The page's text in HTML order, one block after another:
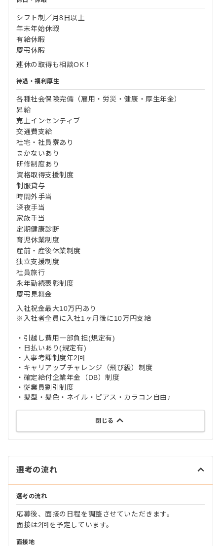
シフト制／月8日以上
年末年始休暇
有給休暇
慶弔休暇
連休の取得も相談OK！
待遇・福利厚生
各種社会保険完備（雇用・労災・健康・厚生年金）
昇給
売上インセンティブ
交通費支給
社宅・社員寮あり
まかないあり
研修制度あり
資格取得支援制度
制服貸与
時間外手当
深夜手当
家族手当
定期健康診断
育児休業制度
産前・産後休業制度
独立支援制度
社員旅行
永年勤続表彰制度
慶弔見舞金
入社祝金最大10万円あり
※入社者全員に入社1ヶ月後に10万円支給
・引越し費用一部負担(規定有)
・日払いあり(規定有)
・人事考課制度年2回
・キャリアップチャレンジ（飛び級）制度
・確定給付企業年金（DB）制度
・従業員割引制度
・髪型・髪色・ネイル・ピアス・カラコン自由♪
閉じる
選考の流れ
選考の流れ
応募後、面接の日程を調整させていただきます。
面接は2回を予定しています。
面接地